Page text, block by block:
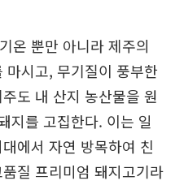
온 뿐만 아니라 제주의
마시고, 무기질이 풍부한
도 내 산지 농산물을 원
지를 고집한다. 이는 일
에서 자연 방목하여 친
질 프리미엄 돼지고기라